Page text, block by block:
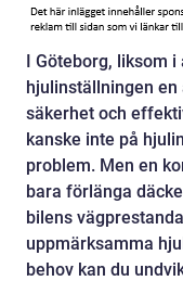
I Göteborg, liksom
hjulinställningen
säkerhet och
kanske inte på
problem. Men en
bara förlänga
bilens
uppmärksamma
behov kan du